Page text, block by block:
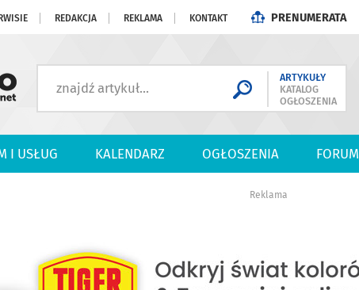
REDAKCJA REKLAMA KONTAKT PRENUMERATA
ARTYKUŁY
KATALOG
OGŁOSZENIA
I USŁUG KALENDARZ OGŁOSZENIA FORUM
Reklama